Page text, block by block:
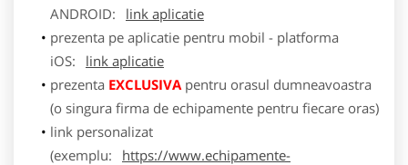
ANDROID:
link aplicatie
prezenta pe aplicatie pentru mobil - platforma
iOS:
link aplicatie
prezenta EXCLUSIVApentru orasul dumneavoastra
(o singura firma de echipamente pentru fiecare oras)
link personalizat
(exemplu:
https://www.echipamente-